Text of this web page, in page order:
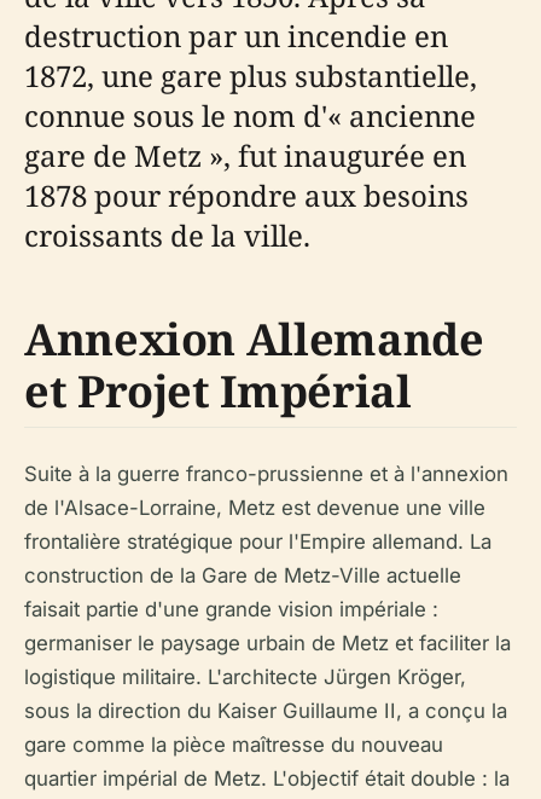
destruction par un incendie en
1872, une gare plus substantielle,
connue sous le nom d'« ancienne
gare de Metz », fut inaugurée en
1878 pour répondre aux besoins
croissants de la ville.
Annexion Allemande
et Projet Impérial
Suite à la guerre franco-prussienne et à l'annexion
de l'Alsace-Lorraine, Metz est devenue une ville
frontalière stratégique pour l'Empire allemand. La
construction de la Gare de Metz-Ville actuelle
faisait partie d'une grande vision impériale :
germaniser le paysage urbain de Metz et faciliter la
logistique militaire. L'architecte Jürgen Kröger,
sous la direction du Kaiser Guillaume II, a conçu la
gare comme la pièce maîtresse du nouveau
quartier impérial de Metz. L'objectif était double : la